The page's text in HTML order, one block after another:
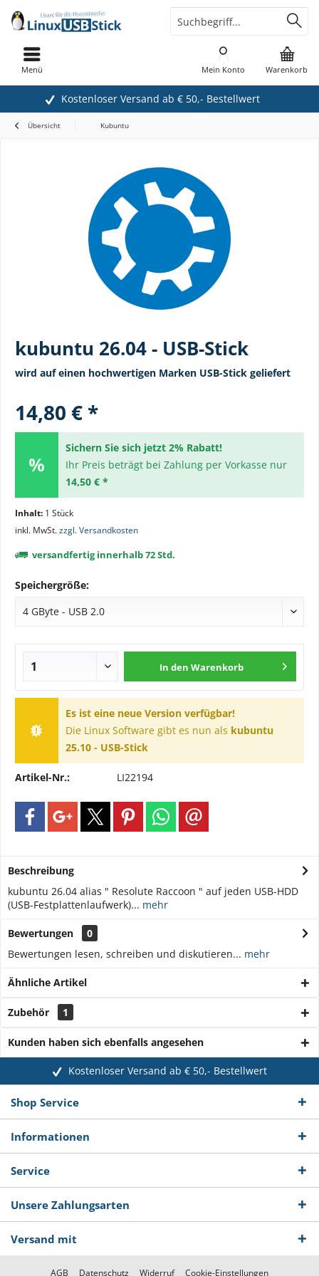
Kostenloser Versand ab € 50,- Bestellwert
Warenkorb
Mein Konto
Menü
Übersicht Kubuntu
kubuntu 26.04 - USB-Stick
wird auf einen hochwertigen Marken USB-Stick geliefert
14,80 € *
Sichern Sie sich jetzt 2% Rabatt!
Ihr Preis beträgt bei Zahlung per Vorkasse nur
14,50 € *
Inhalt: 1 Stück
inkl. MwSt.zzgl. Versandkosten
versandfertig innerhalb 72 Std.
Speichergröße:
In den Warenkorb
Es ist eine neue Version verfügbar!
Die Linux Software gibt es nun als kubuntu
25.10 - USB-Stick
Artikel-Nr.: LI22194
Beschreibung
kubuntu 26.04 alias " Resolute Raccoon " auf jeden USB-HDD
(USB-Festplattenlaufwerk)... mehr
Bewertungen
0
Bewertungen lesen, schreiben und diskutieren... mehr
Ähnliche Artikel
Zubehör 1
Kunden haben sich ebenfalls angesehen
Kostenloser Versand ab € 50,- Bestellwert
Shop Service
Informationen
Service
Unsere Zahlungsarten
Versand mit
AGB Datenschutz Widerruf Cookie-Einstellungen